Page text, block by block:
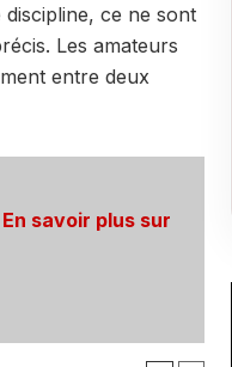
ce ne sont
Les amateurs
entre deux
En savoir plus sur